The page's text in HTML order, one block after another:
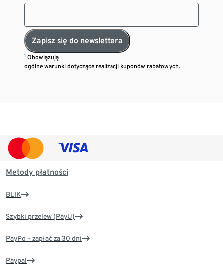
Zapisz się do newslettera
¹ Obowiązują
ogólne warunki dotyczące realizacji kuponów rabatowych.
Metody płatności
BLIK
Szybki przelew (PayU)
PayPo – zapłać za 30 dni
Paypal